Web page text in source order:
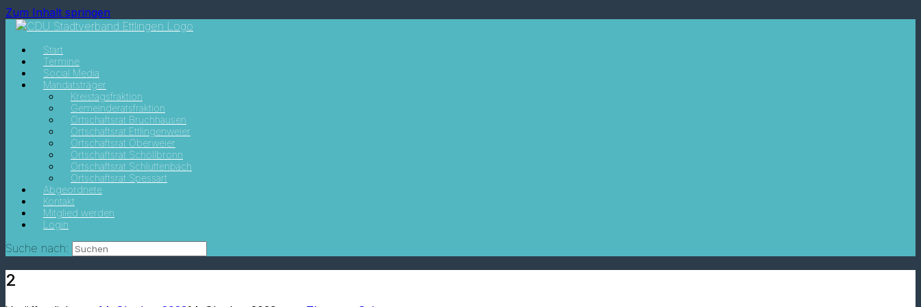
Zum Inhalt springen
Start
Termine
Social Media
Mandatsträger
Kreistagsfraktion
Gemeinderatsfraktion
Ortschaftsrat Bruchhausen
Ortschaftsrat Ettlingenweier
Ortschaftsrat Oberweier
Ortschaftsrat Schöllbronn
Ortschaftsrat Schluttenbach
Ortschaftsrat Spessart
Abgeordnete
Kontakt
Mitglied werden
Login
Suche nach:
2